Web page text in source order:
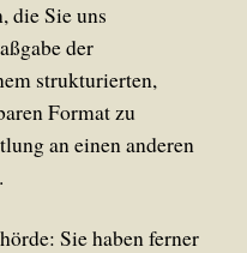
die Sie uns
der
strukturierten,
Format zu
an einen anderen
Sie haben ferner